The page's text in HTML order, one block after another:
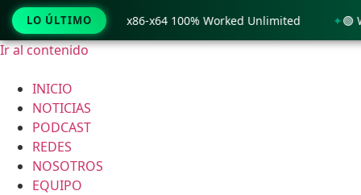
Ir al contenido
INICIO
NOTICIAS
PODCAST
REDES
NOSOTROS
EQUIPO
LO ÚLTIMO
Windows 11 x86-x64 100% Worked Unlimited 🟢